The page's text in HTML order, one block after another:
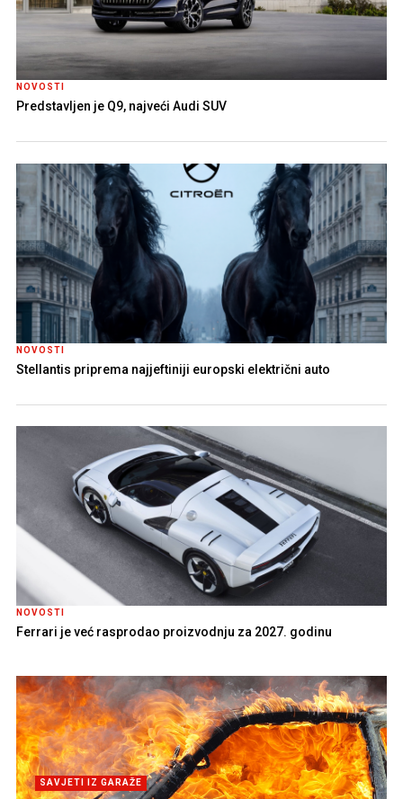
NOVOSTI
Predstavljen je Q9, najveći Audi SUV
NOVOSTI
Stellantis priprema najjeftiniji europski električni auto
NOVOSTI
Ferrari je već rasprodao proizvodnju za 2027. godinu
SAVJETI IZ GARAŽE